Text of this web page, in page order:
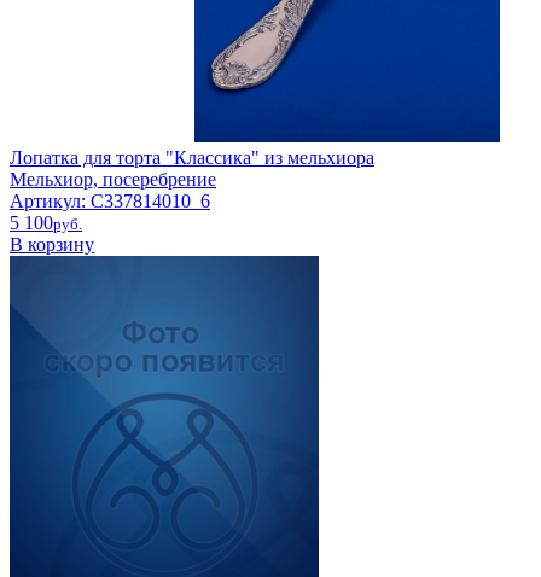
Лопатка для торта "Классика" из мельхиора
Мельхиор, посеребрение
Артикул: С337814010_6
5 100pyб.
В корзину